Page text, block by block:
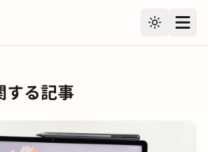
Toggle
る記事